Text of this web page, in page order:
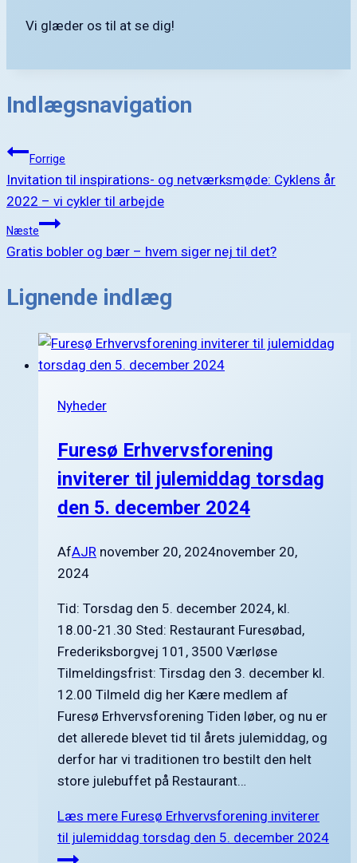
Vi glæder os til at se dig!
Indlægsnavigation
Forrige
Invitation til inspirations- og netværksmøde: Cyklens år
2022 – vi cykler til arbejde
Næste
Gratis bobler og bær – hvem siger nej til det?
Lignende indlæg
Nyheder
Furesø Erhvervsforening
inviterer til julemiddag torsdag
den 5. december 2024
AfAJR november 20, 2024november 20,
2024
Tid: Torsdag den 5. december 2024, kl.
18.00-21.30 Sted: Restaurant Furesøbad,
Frederiksborgvej 101, 3500 Værløse
Tilmeldingsfrist: Tirsdag den 3. december kl.
12.00 Tilmeld dig her Kære medlem af
Furesø Erhvervsforening Tiden løber, og nu er
det allerede blevet tid til årets julemiddag, og
derfor har vi traditionen tro bestilt den helt
store julebuffet på Restaurant…
Læs mere Furesø Erhvervsforening inviterer
til julemiddag torsdag den 5. december 2024